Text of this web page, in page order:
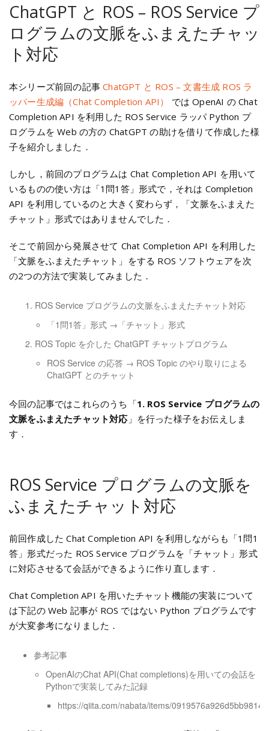
ChatGPT と ROS – ROS Service プ
ログラムの文脈をふまえたチャッ
ト対応
本シリーズ前回の記事ChatGPT と ROS – 文書生成 ROS ラ
ッパー生成編（Chat Completion API）
では OpenAI の Chat
Completion API を利用した ROS Service ラッパ Python プ
ログラムを Web の方の ChatGPT の助けを借りて作成した様
子を紹介しました．
しかし，前回のプログラムは Chat Completion API を用いて
いるものの使い方は「1問1答」形式で，それは Completion
API を利用しているのと大きく変わらず，「文脈をふまえた
チャット」形式ではありませんでした．
そこで前回から発展させて Chat Completion API を利用した
「文脈をふまえたチャット」をする ROS ソフトウェアを次
の2つの方法で実装してみました．
ROS Service プログラムの文脈をふまえたチャット対応
「1問1答」形式 →「チャット」形式
ROS Topic を介した ChatGPT チャットプログラム
ROS Service の応答 → ROS Topic のやり取りによる
ChatGPT とのチャット
今回の記事ではこれらのうち「1. ROS Service プログラムの
文脈をふまえたチャット対応」を行った様子をお伝えしま
す．
ROS Service プログラムの文脈を
ふまえたチャット対応
前回作成した Chat Completion API を利用しながらも「1問1
答」形式だった ROS Service プログラムを「チャット」形式
に対応させるて会話ができるように作り直します．
Chat Completion API を用いたチャット機能の実装について
は下記の Web 記事が ROS ではない Python プログラムです
が大変参考になりました．
参考記事
OpenAIのChat API(Chat completions)を用いての会話を
Pythonで実装してみた記録
https://qiita.com/nabata/items/0919576a926d5bb9814d